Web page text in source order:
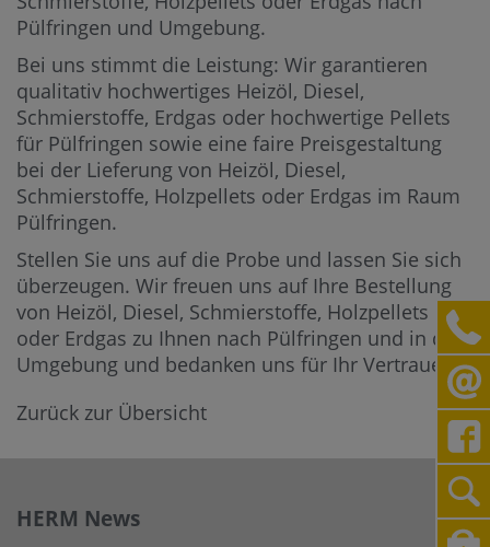
Pülfringen und Umgebung.
Bei uns stimmt die Leistung: Wir garantieren
qualitativ hochwertiges Heizöl, Diesel,
Schmierstoffe, Erdgas oder hochwertige Pellets
für Pülfringen sowie eine faire Preisgestaltung
bei der Lieferung von Heizöl, Diesel,
Schmierstoffe, Holzpellets oder Erdgas im Raum
Pülfringen.
Stellen Sie uns auf die Probe und lassen Sie sich
überzeugen. Wir freuen uns auf Ihre Bestellung
von Heizöl, Diesel, Schmierstoffe, Holzpellets
oder Erdgas zu Ihnen nach Pülfringen und in die
Umgebung und bedanken uns für Ihr Vertrauen.
Zurück zur Übersicht
HERM News